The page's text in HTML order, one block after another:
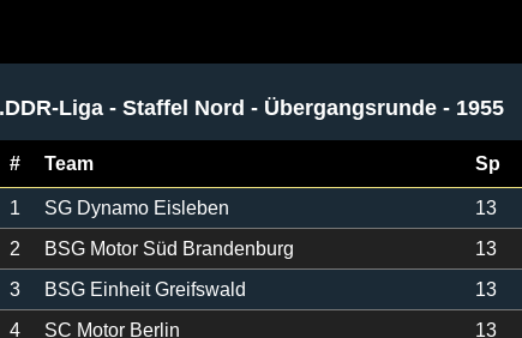
Liga - Staffel Nord - Übergangsrunde - 1955
# Team Sp
1 SG Dynamo Eisleben 13
2
BSG Motor Süd Brandenburg 13
3
BSG Einheit Greifswald 13
4
SC Motor Berlin 13